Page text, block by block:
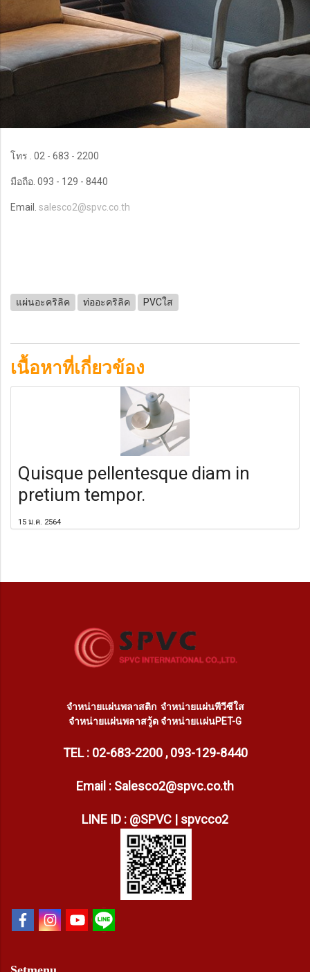
โทร . 02 - 683 - 2200
มือถือ. 093 - 129 - 8440
Email. salesco2@spvc.co.th
แผ่นอะคริลิค ท่ออะคริลิค PVCใส
เนื้อหาที่เกี่ยวข้อง
Quisque pellentesque diam in
pretium tempor.
15 ม.ค. 2564
จำหน่ายแผ่นพลาสติก จำหน่ายแผ่นพีวีซีใส
จำหน่ายแผ่นพลาสวู้ดจำหน่ายเเผ่นPET-G
TEL : 02-683-2200 , 093-129-8440
Email : Salesco2@spvc.co.th
LINE ID : @SPVC | spvcco2